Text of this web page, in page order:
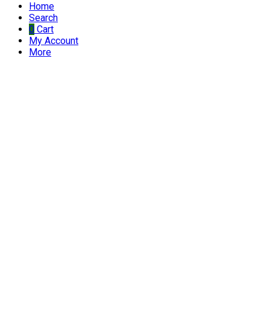
Home
Search
0 Cart
My Account
More